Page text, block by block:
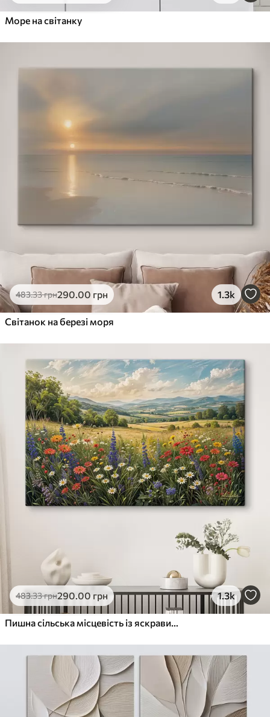
Море на світанку
483.33грн290.00 грн 1.3k
Світанок на березі моря
483.33грн290.00 грн 1.3k
Пишна сільська місцевість із яскравим лугом диких квітів, наповненим різнокольоровими квітами під хмарним небом